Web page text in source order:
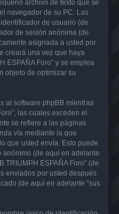
archivo de texto que se
navegador de su PC. Las
de usuario (de
de sesión anónima (de
asignada a usted por
creará una vez que haya
ESPAÑA Foro” y se emplea
objeto de optimizar su
al software phpBB mientras
las cuales exceden el
se refiere a las páginas
vía mediante la que
que usted envía. Esto puede
anónimo (de aquí en adelante
TRIUMPH ESPAÑA Foro” (de
enviados por usted después
(de aquí en adelante “sus